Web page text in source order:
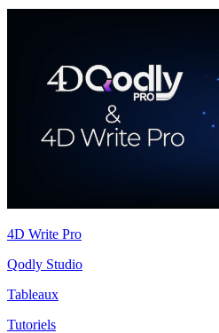
4D Write Pro
Qodly Studio
Tableaux
Tutoriels